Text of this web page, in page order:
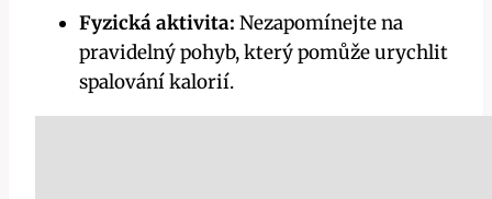
Fyzická aktivita: ‌Nezapomínejte na
pravidelný‍ pohyb, který pomůže urychlit
spalování kalorií.